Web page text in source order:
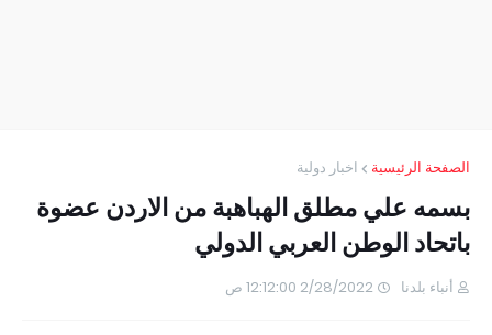
الصفحة الرئيسية اخبار دولية
بسمه علي مطلق الهباهبة من الاردن عضوة
باتحاد الوطن العربي الدولي
أنباء بلدنا 2/28/2022 12:12:00 ص